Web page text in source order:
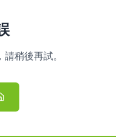
稍後再試。